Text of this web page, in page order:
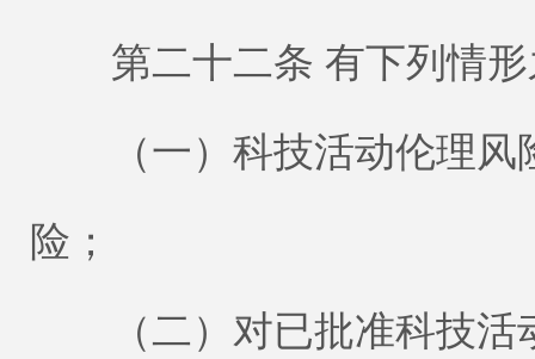
第二十二条 有下列情形
（一）科技活动伦理风
险；
（二）对已批准科技活